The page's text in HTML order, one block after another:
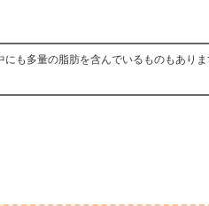
も多量の脂肪を含んでいるものもあり